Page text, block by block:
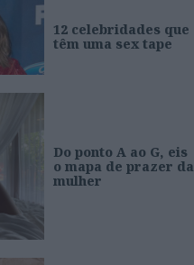
12 celebridades que
têm uma sex tape
Do ponto A ao G, eis
o mapa de prazer da
mulher